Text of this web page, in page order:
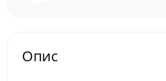
Опис